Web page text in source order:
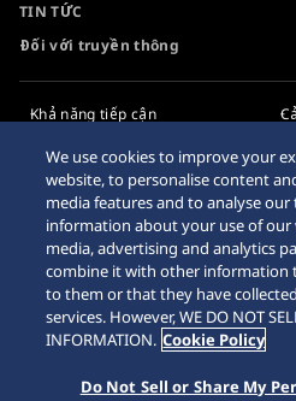
TIN TỨC
Đối với truyền thông
Khả năng tiếp cận
Yêu cầu
Chính sách cookie
Sơ đồ trang web
© 2026 Tập đoàn
We use cookies to improve your
website, to personalise content
media features and to analyse our
information about your use of our
media, advertising and analytics
combine it with other information
to them or that they have
services. However, WE DO NOT
INFORMATION. Cookie Policy
Do Not Sell or Share My